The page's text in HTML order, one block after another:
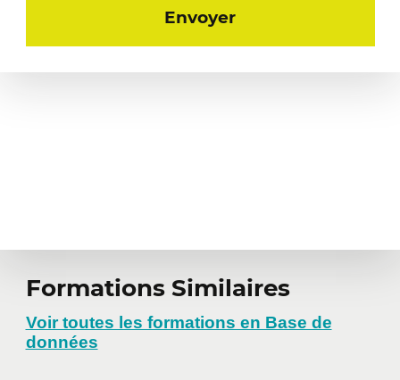
Formations Similaires
Voir toutes les formations en Base de
données